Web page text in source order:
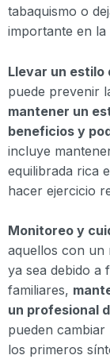
tabaquismo o
importante en
Llevar un estilo
puede prevenir
mantener un
beneficios y
incluye
equilibrada rica
hacer ejercicio
Monitoreo y
aquellos con un
ya sea debido a
familiares,
un profesional
pueden
los primeros